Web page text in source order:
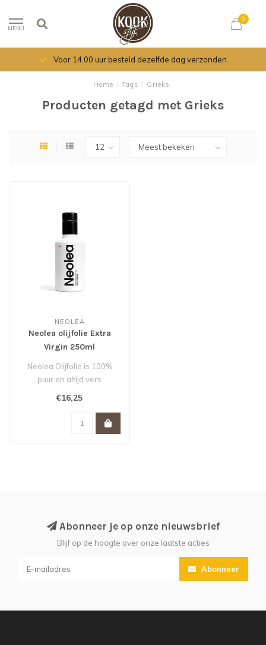
MENU
0
Voor 14.00 uur besteld dezelfde dag verzonden
Home / Tags / Grieks
Producten getagd met Grieks
NEOLEA
Neolea olijfolie Extra
Virgin 250ml
Neolea Olijfolie is 100%
puur en altijd vers
€16,25
Abonneer je op onze nieuwsbrief
Blijf op de hoogte over onze laatste acties
Abonneer